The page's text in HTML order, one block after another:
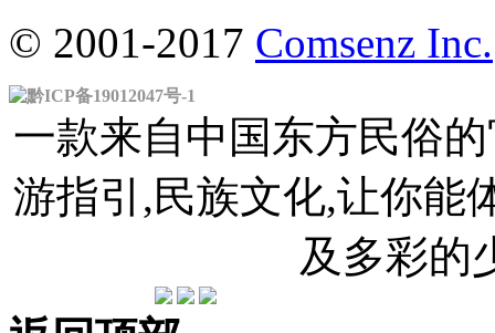
© 2001-2017 Comsenz Inc.
黔ICP备19012047号-1
一款来自中国东方民俗
游指引,民族文化,让你能
及多彩的